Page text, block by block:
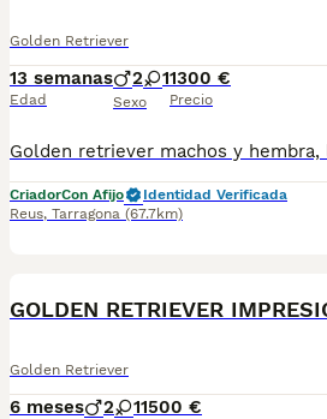
Golden Retriever
13 semanas
Edad
2 1
Sexo
1300 €
Precio
CriadorCon Afijo
Identidad Verificada
Reus, Tarragona (67.7km)
GOLDEN RETRIEVER
Golden Retriever
6 meses 2 11500 €